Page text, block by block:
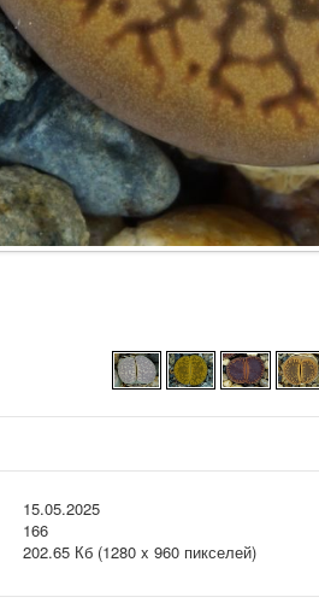
15.05.2025
166
202.65 Кб (1280 x 960 пикселей)